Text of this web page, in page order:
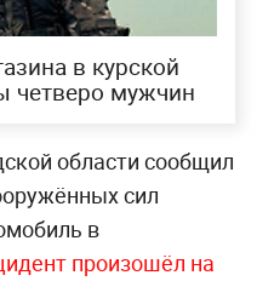
в курской
четверо мужчин
области сообщил
сил
в
произошёл на